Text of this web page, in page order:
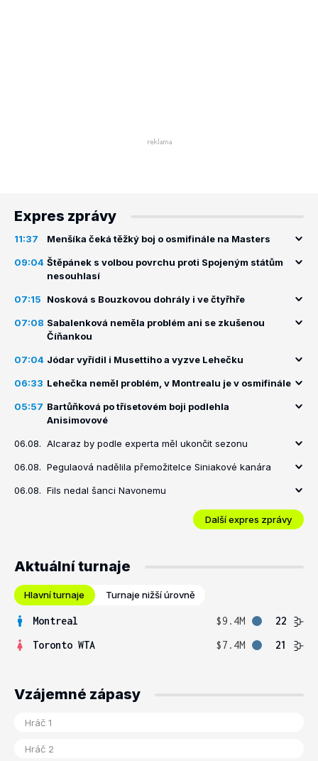
Expres zprávy
11:37 Menšíka čeká těžký boj o osmifinále na Masters
09:04 Štěpánek s volbou povrchu proti Spojeným státům
nesouhlasí
07:15 Nosková s Bouzkovou dohrály i ve čtyřhře
07:08 Sabalenková neměla problém ani se zkušenou
Číňankou
07:04 Jódar vyřídil i Musettiho a vyzve Lehečku
06:33 Lehečka neměl problém, v Montrealu je v osmifinále
05:57 Bartůňková po třísetovém boji podlehla
Anisimovové
06.08. Alcaraz by podle experta měl ukončit sezonu
06.08. Pegulaová nadělila přemožitelce Siniakové kanára
06.08. Fils nedal šanci Navonemu
Další expres zprávy
Aktuální turnaje
Hlavní turnaje Turnaje nižší úrovně
Montreal $9.4M
22
Toronto WTA
$7.4M 21
Vzájemné zápasy